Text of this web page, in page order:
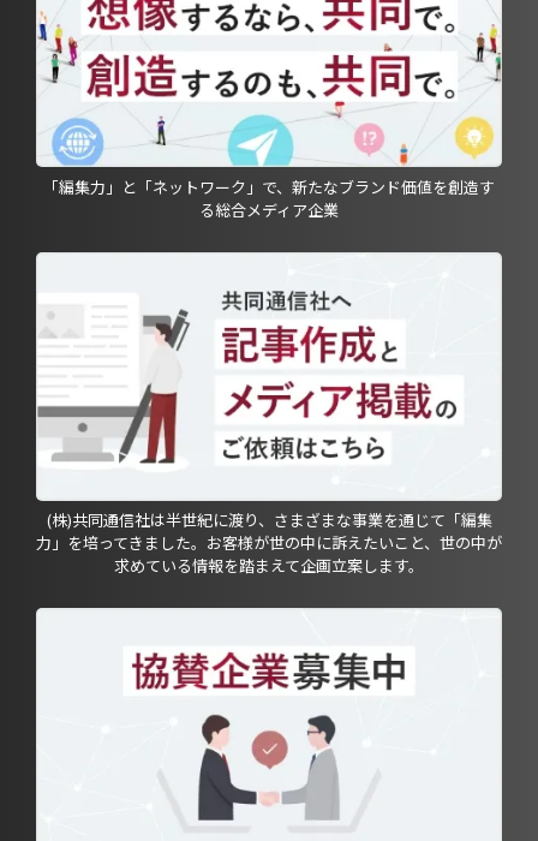
「編集力」と「ネットワーク」で、新たなブランド価値を創造す
る総合メディア企業
(株)共同通信社は半世紀に渡り、さまざまな事業を通じて「編集
力」を培ってきました。お客様が世の中に訴えたいこと、世の中が
求めている情報を踏まえて企画立案します。